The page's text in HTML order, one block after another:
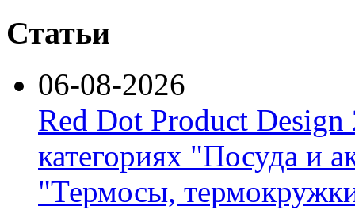
Статьи
06-08-2026
Red Dot Product Design
категориях "Посуда и
"Термосы,